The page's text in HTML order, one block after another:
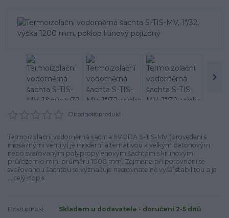
Ohodnotit produkt
Termoizolační vodoměrná šachta SVODA S-TIS-MV (provedení s
mosaznými ventily) je moderní alternativou k velkým betonovým
nebo svařovaným polypropylenovým šachtám s kruhovým
průřezem o min. průměru 1000 mm. Zejména při porovnání se
svařovanou šachtou se vyznačuje nesrovnatelně vyšší stabilitou a je
celý popis
Dostupnost
Skladem u dodavatele - doručení 2-5 dnů